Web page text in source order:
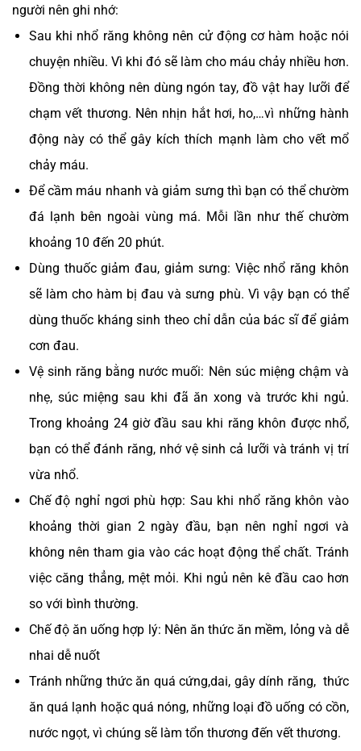
người nên ghi nhớ:
Sau khi nhổ răng không nên cử động cơ hàm hoặc nói
chuyện nhiều. Vì khi đó sẽ làm cho máu chảy nhiều hơn.
Đồng thời không nên dùng ngón tay, đồ vật hay lưỡi để
chạm vết thương. Nên nhịn hắt hơi, ho,…vì những hành
động này có thể gây kích thích mạnh làm cho vết mổ
chảy máu.
Để cầm máu nhanh và giảm sưng thì bạn có thể chườm
đá lạnh bên ngoài vùng má. Mỗi lần như thế chườm
khoảng 10 đến 20 phút.
Dùng thuốc giảm đau, giảm sưng: Việc nhổ răng khôn
sẽ làm cho hàm bị đau và sưng phù. Vì vậy bạn có thể
dùng thuốc kháng sinh theo chỉ dẫn của bác sĩ để giảm
cơn đau.
Vệ sinh răng bằng nước muối: Nên súc miệng chậm và
nhẹ, súc miệng sau khi đã ăn xong và trước khi ngủ.
Trong khoảng 24 giờ đầu sau khi răng khôn được nhổ,
bạn có thể đánh răng, nhớ vệ sinh cả lưỡi và tránh vị trí
vừa nhổ.
Chế độ nghỉ ngơi phù hợp: Sau khi nhổ răng khôn vào
khoảng thời gian 2 ngày đầu, bạn nên nghỉ ngơi và
không nên tham gia vào các hoạt động thể chất. Tránh
việc căng thẳng, mệt mỏi. Khi ngủ nên kê đầu cao hơn
so với bình thường.
Chế độ ăn uống hợp lý: Nên ăn thức ăn mềm, lỏng và dễ
nhai dễ nuốt
Tránh những thức ăn quá cứng,dai, gây dính răng, thức
ăn quá lạnh hoặc quá nóng, những loại đồ uống có cồn,
nước ngọt, vì chúng sẽ làm tổn thương đến vết thương.